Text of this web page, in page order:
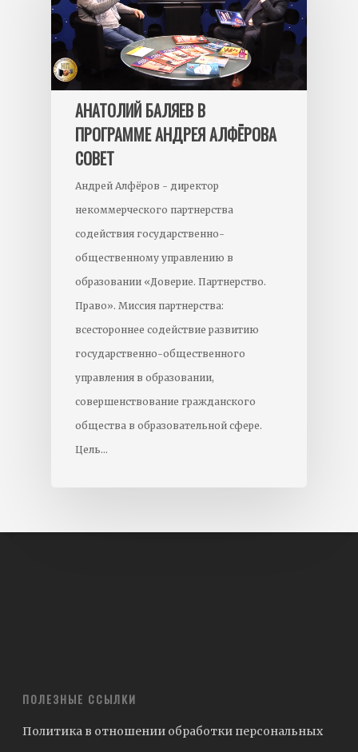
АНАТОЛИЙ БАЛЯЕВ В
ПРОГРАММЕ АНДРЕЯ АЛФЁРОВА
СОВЕТ
Андрей Алфёров - директор
некоммерческого партнерства
содействия государственно-
общественному управлению в
образовании «Доверие. Партнерство.
Право». Миссия партнерства:
всестороннее содействие развитию
государственно-общественного
управления в образовании,
совершенствование гражданского
общества в образовательной сфере.
Цель…
ПОЛЕЗНЫЕ ССЫЛКИ
Политика в отношении обработки персональных